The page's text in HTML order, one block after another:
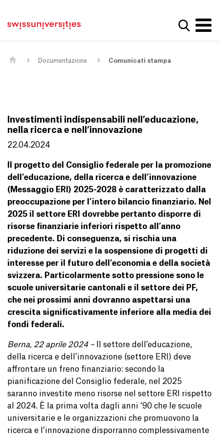
Navigazione principale
Contenuto
Meta Navigation
Mostra
Documentazione Comunicati stampa
Investimenti indispensabili nell’educazione,
nella ricerca e nell’innovazione
22.04.2024
Il progetto del Consiglio federale per la promozione
dell’educazione, della ricerca e dell’innovazione
(Messaggio ERI) 2025-2028 è caratterizzato dalla
preoccupazione per l’intero bilancio finanziario. Nel
2025 il settore ERI dovrebbe pertanto disporre di
risorse finanziarie inferiori rispetto all’anno
precedente. Di conseguenza, si rischia una
riduzione dei servizi e la sospensione di progetti di
interesse per il futuro dell’economia e della società
svizzera. Particolarmente sotto pressione sono le
scuole universitarie cantonali e il settore dei PF,
che nei prossimi anni dovranno aspettarsi una
crescita significativamente inferiore alla media dei
fondi federali.
Berna, 22 aprile 2024 –Il settore dell’educazione,
della ricerca e dell’innovazione (settore ERI) deve
affrontare un freno finanziario: secondo la
pianificazione del Consiglio federale, nel 2025
saranno investite meno risorse nel settore ERI rispetto
al 2024. È la prima volta dagli anni ’90 che le scuole
universitarie e le organizzazioni che promuovono la
ricerca e l’innovazione disporranno complessivamente